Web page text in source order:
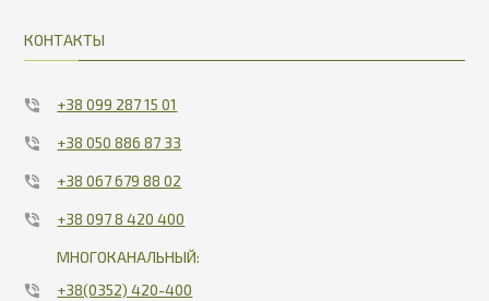
КОНТАКТЫ
+38 099 287 15 01
+38 050 886 87 33
+38 067 679 88 02
+38 097 8 420 400
МНОГОКАНАЛЬНЫЙ:
+38(0352) 420-400